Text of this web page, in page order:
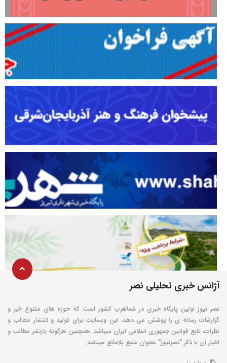
آژانس خبری تحلیلی نصر
نصر نیوز اولین پایگاه خبری در شمالغرب کشور است که حوزه های متنوع خبر و
گزارشات رسانه ی را پوشش می دهد، این وبسایت برای تولید و انتشار مطالب و
نظرات، تابع قوانین جمهوری اسلامی ایران میباشد. همچنین هرگونه بازنشر مطالب و
اخبار آن با ذکر "نصرنیوز" بعنوان منبع بلامانع میباشد.